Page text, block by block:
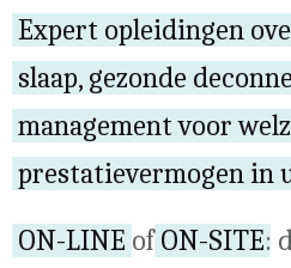
Expert opleidingen
slaap, gezonde
management voor
prestatievermogen in
ON-LINE ofON-SITE: